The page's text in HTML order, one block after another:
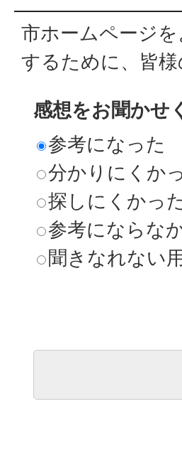
市ホームページ
するために、皆
感想をお聞かせ
参考になった
分かりにくか
探しにくかっ
参考にならな
聞きなれない